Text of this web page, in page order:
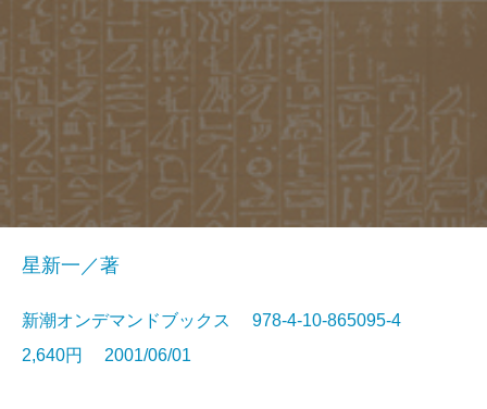
星新一／著
新潮オンデマンドブックス 978-4-10-865095-4
2,640円 2001/06/01